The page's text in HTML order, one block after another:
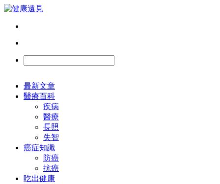
最新文章
醫療百科
疾病
醫療
長照
失智
癌症知識
防癌
抗癌
吃出健康